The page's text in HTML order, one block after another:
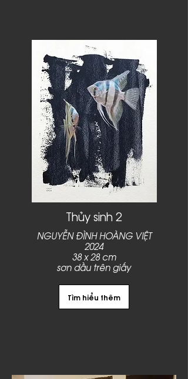
Thủy sinh 2
NGUYỄN ĐÌNH HOÀNG VIỆT
2024
38 x 28 cm
sơn dầu trên giấy
Tìm hiểu thêm